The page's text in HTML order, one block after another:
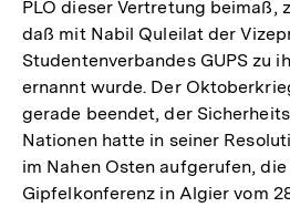
PLO dieser Vertretung beimaß,
daß mit Nabil Quleilat der
Studentenverbandes GUPS zu
ernannt wurde. Der
gerade beendet, der
Nationen hatte in seiner
im Nahen Osten aufgerufen,
Gipfelkonferenz in Algier vom